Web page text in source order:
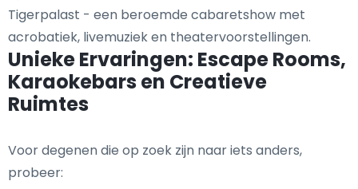
Tigerpalast - een beroemde cabaretshow met
acrobatiek, livemuziek en theatervoorstellingen.
Unieke Ervaringen: Escape Rooms,
Karaokebars en Creatieve
Ruimtes
Voor degenen die op zoek zijn naar iets anders,
probeer: